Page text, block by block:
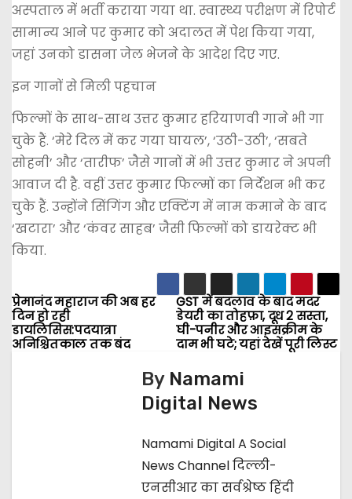
अस्पताल में भर्ती कराया गया था. स्वास्थ्य परीक्षण में रिपोर्ट
सामान्य आने पर कुमार को अदालत में पेश किया गया,
जहां उनको डासना जेल भेजने के आदेश दिए गए.
इन गानों से मिली पहचान
फिल्मों के साथ-साथ उत्तर कुमार हरियाणवी गाने भी गा
चुके हैं. ‘मेरे दिल में कर गया घायल’, ‘उठी-उठी’, ‘सबते
सोहनी’ और ‘तारीफ’ जैसे गानों में भी उत्तर कुमार ने अपनी
आवाज दी है. वहीं उत्तर कुमार फिल्मों का निर्देशन भी कर
चुके हैं. उन्होंने सिंगिंग और एक्टिंग में नाम कमाने के बाद
‘खटारा’ और ‘कंवर साहब’ जैसी फिल्मों को डायरेक्ट भी
किया.
P
o
GST में बदलाव के बाद मदर
डेयरी का तोहफ़ा, दूध ₹2 सस्ता,
घी-पनीर और आइसक्रीम के
दाम भी घटे; यहां देखें पूरी लिस्ट
प्रेमानंद महाराज की अब हर
दिन हो रही
डायलिसिस:पदयात्रा
अनिश्चितकाल तक बंद
By Namami
Digital News
Namami Digital A Social
News Channel दिल्ली-
एनसीआर का सर्वश्रेष्ठ हिंदी